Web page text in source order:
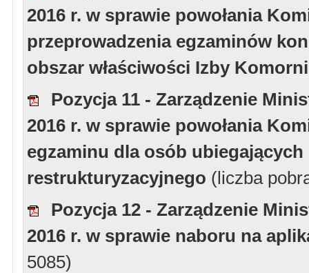
2016 r. w sprawie powołania
przeprowadzenia egzaminów
obszar właściwości Izby
Pozycja 11 - Zarządzenie
2016 r. w sprawie powołania
egzaminu dla osób
restrukturyzacyjnego (liczba
Pozycja 12 - Zarządzenie
2016 r. w sprawie naboru na
5085)